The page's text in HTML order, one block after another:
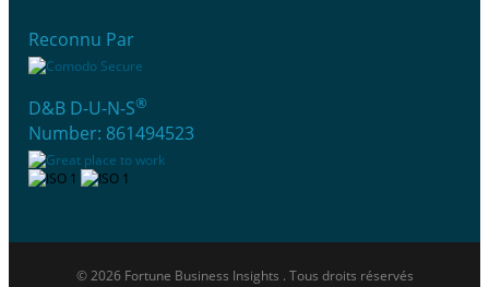
Reconnu Par
D&B D-U-N-S®
Number: 861494523
© 2026 Fortune Business Insights . Tous droits réservés